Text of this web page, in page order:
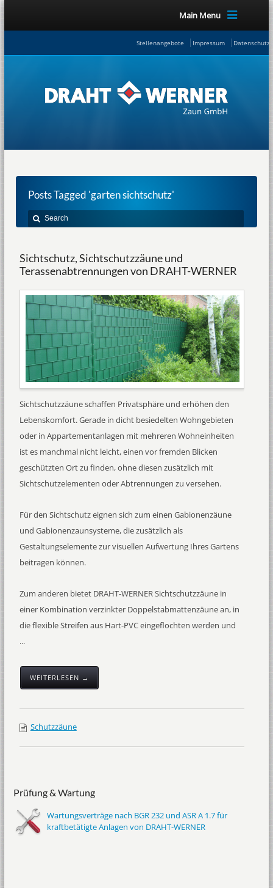
Main Menu
Stellenangebote Impressum
Posts Tagged 'garten sichtschutz'
Sichtschutz, Sichtschutzzäune und
Terassenabtrennungen von DRAHT-WERNER
Sichtschutzzäune schaffen Privatsphäre und erhöhen den
Lebenskomfort. Gerade in dicht besiedelten Wohngebieten
oder in Appartementanlagen mit mehreren Wohneinheiten
ist es manchmal nicht leicht, einen vor fremden Blicken
geschützten Ort zu finden, ohne diesen zusätzlich mit
Sichtschutzelementen oder Abtrennungen zu versehen.
Für den Sichtschutz eignen sich zum einen Gabionenzäune
und Gabionenzaunsysteme, die zusätzlich als
Gestaltungselemente zur visuellen Aufwertung Ihres Gartens
beitragen können.
Zum anderen bietet DRAHT-WERNER Sichtschutzzäune in
einer Kombination verzinkter Doppelstabmattenzäune an, in
die flexible Streifen aus Hart-PVC eingeflochten werden und
...
WEITERLESEN →
Schutzzäune
Prüfung & Wartung
Wartungsverträge nach BGR 232 und ASR A 1.7 für
kraftbetätigte Anlagen von DRAHT-WERNER